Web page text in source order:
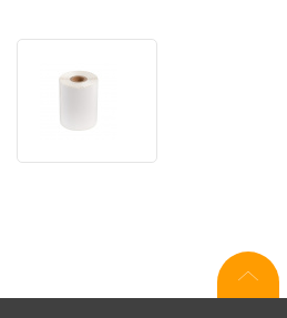
M110
samolepiace
biele